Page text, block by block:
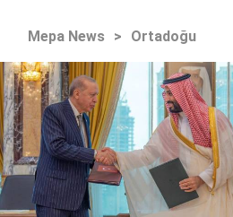
Mepa News > Ortadoğu